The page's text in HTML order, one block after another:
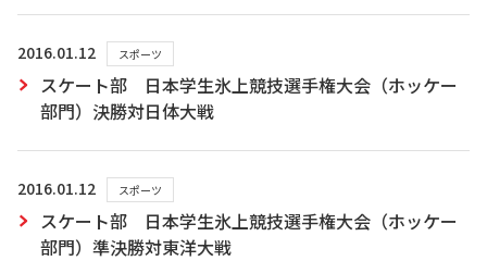
2016.01.12 スポーツ
スケート部 日本学生氷上競技選手権大会（ホッケー
部門）決勝対日体大戦
2016.01.12 スポーツ
スケート部 日本学生氷上競技選手権大会（ホッケー
部門）準決勝対東洋大戦